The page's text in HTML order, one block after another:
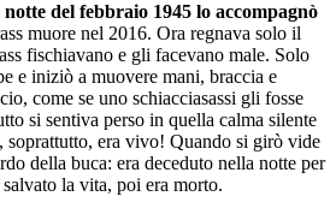
del febbraio 1945 lo accompagnò
muore nel 2016. Ora regnava solo il
fischiavano e gli facevano male. Solo
e iniziò a muovere mani, braccia e
come se uno schiacciasassi gli fosse
si sentiva perso in quella calma silente
soprattutto, era vivo! Quando si girò vide
della buca: era deceduto nella notte per
la vita, poi era morto.